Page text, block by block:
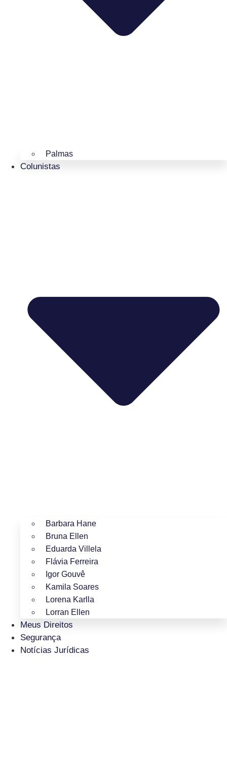
Palmas
Colunistas
Barbara Hane
Bruna Ellen
Eduarda Villela
Flávia Ferreira
Igor Gouvê
Kamila Soares
Lorena Karlla
Lorran Ellen
Meus Direitos
Segurança
Notícias Jurídicas